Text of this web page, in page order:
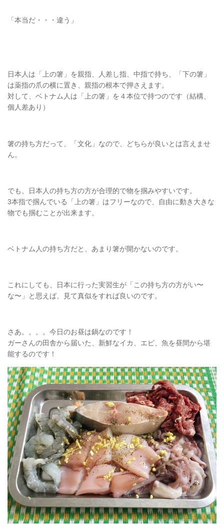
「本当だ・・・違う」
日本人は「上の箸」を親指、人差し指、中指で持ち、「下の箸」
は薬指の爪の横に置き、親指の根本で押さえます。
対して、ベトナム人は「上の箸」を４本位で持つのです（結構、
個人差あり）
箸の持ち方だって、「文化」なので、どちらが良いとは言えませ
ん。
でも、日本人の持ち方の方が合理的で物を掴みやすいです。
3本指で掴んでいる「上の箸」はフリーなので、自由に動き大きな
物でも掴むことが出来ます。
ベトナム人の持ち方だと、あまり箸が開かないのです。
これにしても、日本に行った実習生が「この持ち方の方がい〜
な〜」と思えば、見て真似をすれば良いのです。
さあ。。。。今日のお昼は鍋なのです！
ガーさんの田舎から届いた、新鮮なイカ、エビ、魚を昼間から堪
能するのです！